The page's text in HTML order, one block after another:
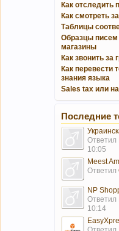
Как отследить
Как смотреть
Таблицы
Образцы писем
магазины
Как звонить за
Как перевести
знания языка
Sales tax или
Последние
Ответил
10:05
Meest
Ответил
NP
Ответил
10:14